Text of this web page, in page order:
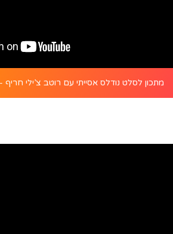
מתכון לסלט נודלס אסייתי עם רוטב צ’ילי חריף